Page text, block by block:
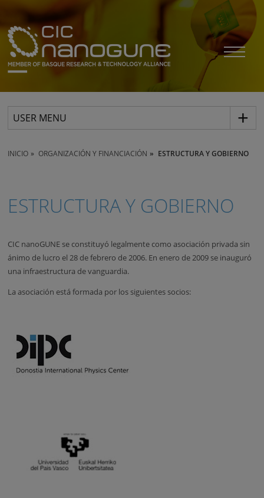
USER MENU
INICIO ORGANIZACIÓN Y FINANCIACIÓN ESTRUCTURA Y GOBIERNO
ESTRUCTURA Y GOBIERNO
CIC nanoGUNE se constituyó legalmente como asociación privada sin
ánimo de lucro el 28 de febrero de 2006. En enero de 2009 se inauguró
una infraestructura de vanguardia.
La asociación está formada por los siguientes socios: